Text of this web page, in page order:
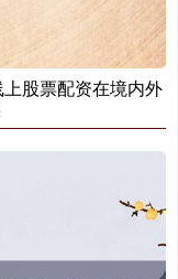
+0.04%
股票配资在境内外